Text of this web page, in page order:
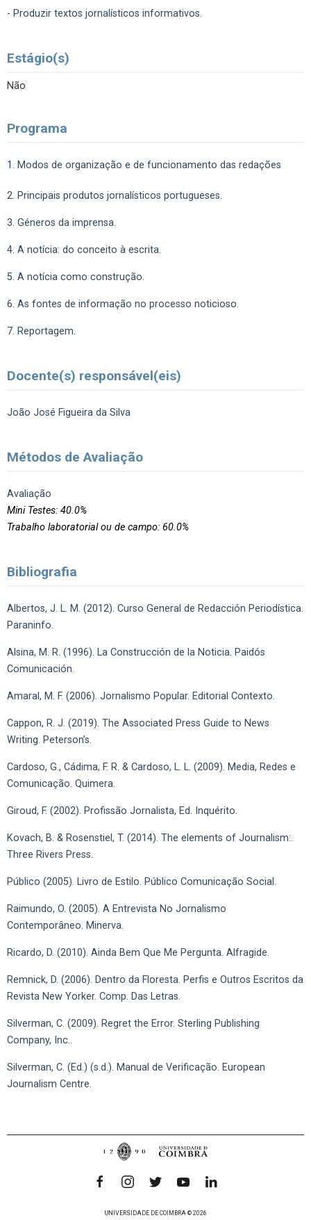
- Produzir textos jornalísticos informativos.
Estágio(s)
Não
Programa
1. Modos de organização e de funcionamento das redações
2. Principais produtos jornalísticos portugueses.
3. Géneros da imprensa.
4. A notícia: do conceito à escrita.
5. A notícia como construção.
6. As fontes de informação no processo noticioso.
7. Reportagem.
Docente(s) responsável(eis)
João José Figueira da Silva
Métodos de Avaliação
Avaliação
Mini Testes: 40.0%
Trabalho laboratorial ou de campo: 60.0%
Bibliografia
Albertos, J. L. M. (2012). Curso General de Redacción Periodística.
Paraninfo.
Alsina, M. R. (1996). La Construcción de la Noticia. Paidós
Comunicación.
Amaral, M. F. (2006). Jornalismo Popular. Editorial Contexto.
Cappon, R. J. (2019). The Associated Press Guide to News
Writing. Peterson’s.
Cardoso, G., Cádima, F. R. & Cardoso, L. L. (2009). Media, Redes e
Comunicação. Quimera.
Giroud, F. (2002). Profissão Jornalista, Ed. Inquérito.
Kovach, B. & Rosenstiel, T. (2014). The elements of Journalism:.
Three Rivers Press.
Público (2005). Livro de Estilo. Público Comunicação Social.
Raimundo, O. (2005). A Entrevista No Jornalismo
Contemporâneo. Minerva.
Ricardo, D. (2010). Ainda Bem Que Me Pergunta. Alfragide.
Remnick, D. (2006). Dentro da Floresta. Perfis e Outros Escritos da
Revista New Yorker. Comp. Das Letras.
Silverman, C. (2009). Regret the Error. Sterling Publishing
Company, Inc..
Silverman, C. (Ed.) (s.d.). Manual de Verificação. European
Journalism Centre.
UNIVERSIDADE DE COIMBRA © 2026